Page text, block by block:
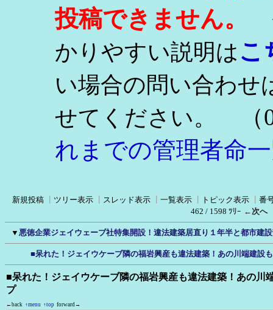
投稿できません。
かりやすい説明はこ
い場合の問い合わせ
せてください。
（
れまでの管理者命
新規投稿 ツリー表示 スレッド表示 一覧表示 トピック表示
番
462 / 1598 ﾂﾘｰ ←次へ
▼ 悪徳企業ジェイウェーブ社特集開設！違法建築居直り１年半と都市建
■呆れた！ジェイウケーブ隣の福岩興産も違法建築！あの川端建設
■呆れた！ジェイウケーブ隣の福岩興産も違法建築！あの川
プ
←back ↑menu ↑top forward→